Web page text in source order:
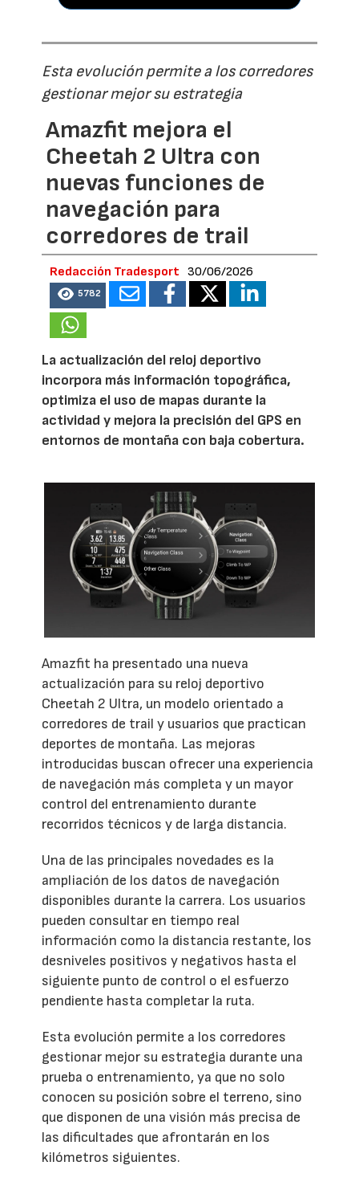
Esta evolución permite a los corredores
gestionar mejor su estrategia
Amazfit mejora el
Cheetah 2 Ultra con
nuevas funciones de
navegación para
corredores de trail
Redacción Tradesport 30/06/2026
5782
La actualización del reloj deportivo
incorpora más información topográfica,
optimiza el uso de mapas durante la
actividad y mejora la precisión del GPS en
entornos de montaña con baja cobertura.
Amazfit ha presentado una nueva
actualización para su reloj deportivo
Cheetah 2 Ultra, un modelo orientado a
corredores de trail y usuarios que practican
deportes de montaña. Las mejoras
introducidas buscan ofrecer una experiencia
de navegación más completa y un mayor
control del entrenamiento durante
recorridos técnicos y de larga distancia.
Una de las principales novedades es la
ampliación de los datos de navegación
disponibles durante la carrera. Los usuarios
pueden consultar en tiempo real
información como la distancia restante, los
desniveles positivos y negativos hasta el
siguiente punto de control o el esfuerzo
pendiente hasta completar la ruta.
Esta evolución permite a los corredores
gestionar mejor su estrategia durante una
prueba o entrenamiento, ya que no solo
conocen su posición sobre el terreno, sino
que disponen de una visión más precisa de
las dificultades que afrontarán en los
kilómetros siguientes.